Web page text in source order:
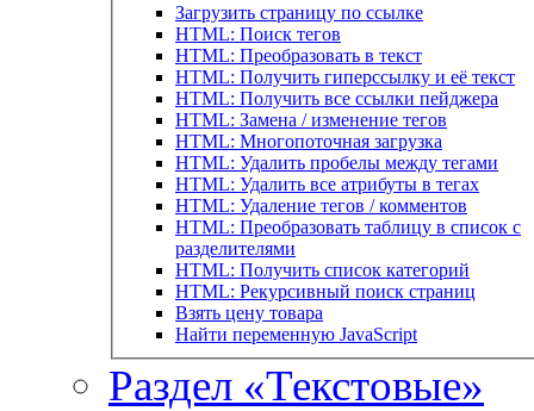
Загрузить страницу по ссылке
HTML: Поиск тегов
HTML: Преобразовать в текст
HTML: Получить гиперссылку и её текст
HTML: Получить все ссылки пейджера
HTML: Замена / изменение тегов
HTML: Многопоточная загрузка
HTML: Удалить пробелы между тегами
HTML: Удалить все атрибуты в тегах
HTML: Удаление тегов / комментов
HTML: Преобразовать таблицу в список с
разделителями
HTML: Получить список категорий
HTML: Рекурсивный поиск страниц
Взять цену товара
Найти переменную JavaScript
Раздел «Текстовые»